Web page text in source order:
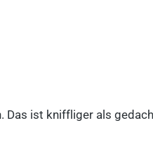
Das ist kniffliger als